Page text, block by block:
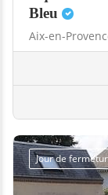
Bleu
Aix-en-
Jour de